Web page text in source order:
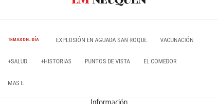
TEMAS DEL DÍA EXPLOSIÓN EN AGUADA SAN ROQUE VACUNACIÓN
+SALUD +HISTORIAS PUNTOS DE VISTA EL COMEDOR
MAS E
Información